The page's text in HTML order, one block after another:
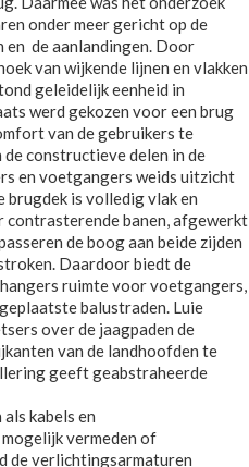
onder meer gericht op de
de aanlandingen. Door
van wijkende lijnen en vlakken
geleidelijk eenheid in
werd gekozen voor een brug
van de gebruikers te
constructieve delen in de
en voetgangers weids uitzicht
brugdek is volledig vlak en
contrasterende banen, afgewerkt
de boog aan beide zijden
Daardoor biedt de
ruimte voor voetgangers,
balustraden. Luie
over de jaagpaden de
van de landhoofden te
geeft geabstraheerde
kabels en
vermeden of
de verlichtingsarmaturen